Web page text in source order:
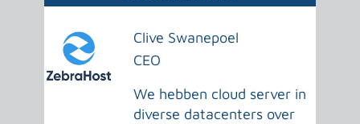
Clive Swanepoel
CEO
We hebben cloud server in
diverse datacenters over